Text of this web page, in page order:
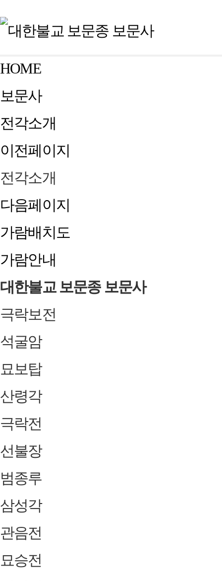
HOME
보문사
전각소개
이전페이지
전각소개
다음페이지
가람배치도
가람안내
대한불교 보문종 보문사
극락보전
석굴암
묘보탑
산령각
극락전
선불장
범종루
삼성각
관음전
묘승전